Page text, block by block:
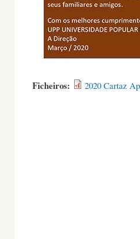
Ficheiros: 2020 Cartaz